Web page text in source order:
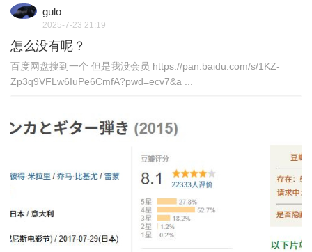
gulo
2025-7-23 21:19
怎么没有呢？
百度网盘搜到一个 但是我没会员 https://pan.baidu.com/s/1KZ-
Zp3q9VFLw6IuPe6CmfA?pwd=ecv7&a ...